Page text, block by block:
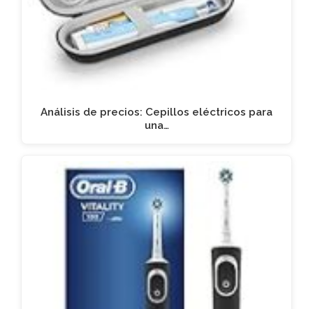
Análisis de precios: Cepillos eléctricos para
una…